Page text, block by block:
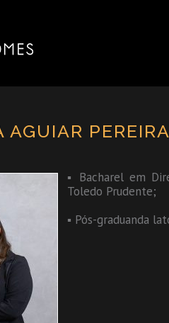
AGUIAR PEREIRA
▪ Bacharel em
Toledo Prudente;
▪ Pós-graduanda